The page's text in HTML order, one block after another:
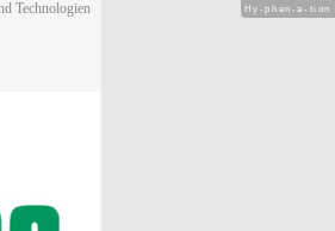
Technologien
Hy-phen-a-tion